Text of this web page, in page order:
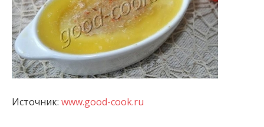
Источник: www.good-cook.ru